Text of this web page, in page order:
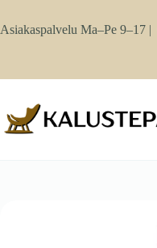
content
Asiakaspalvelu Ma–Pe 9–17 |